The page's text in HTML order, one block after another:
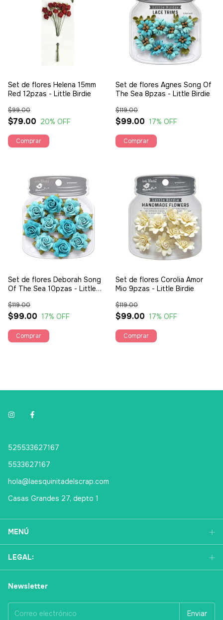
Set de flores Helena 15mm
Red 12pzas - Little Birdie
$79.00
$99.00
20% OFF
Set de flores Agnes Song Of
The Sea 8pzas - Little Birdie
$99.00
$119.00
17% OFF
Set de flores Deborah Song
Of The Sea 10pzas - Little
$99.00
$119.00
17% OFF
Set de flores Corolia Amor
Mio 9pzas - Little Birdie
$99.00
$119.00
17% OFF
525533627167
5533627167
hola@laesquinitadelscrap.com
Casas Grandes 27, depto 1
MENÚ
LEGAL:
Newsletter